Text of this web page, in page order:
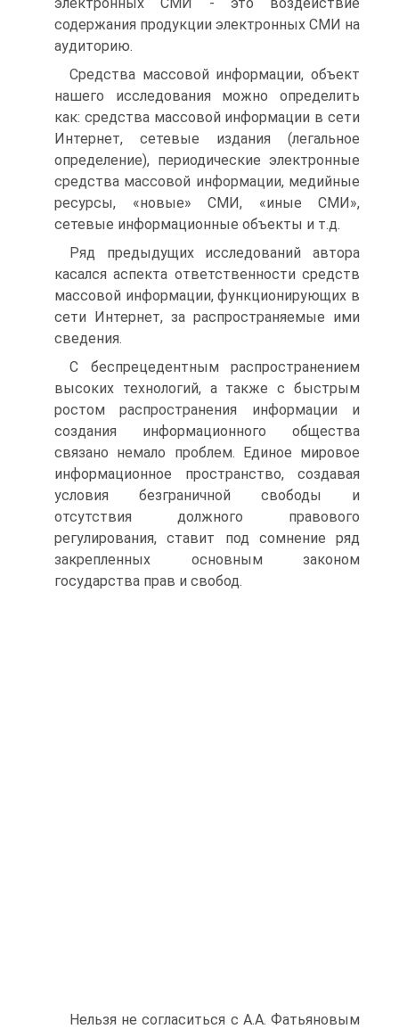
содержания продукции электронных СМИ на
аудиторию.
Средства массовой информации, объект
нашего исследования можно определить
как: средства массовой информации в сети
Интернет, сетевые издания (легальное
определение), периодические электронные
средства массовой информации, медийные
ресурсы, «новые» СМИ, «иные СМИ»,
сетевые информационные объекты и т.д.
Ряд предыдущих исследований автора
касался аспекта ответственности средств
массовой информации, функционирующих в
сети Интернет, за распространяемые ими
сведения.
С беспрецедентным распространением
высоких технологий, а также с быстрым
ростом распространения информации и
создания информационного общества
связано немало проблем. Единое мировое
информационное пространство, создавая
условия безграничной свободы и
отсутствия должного правового
регулирования, ставит под сомнение ряд
закрепленных основным законом
государства прав и свобод.
Нельзя не согласиться с А.А. Фатьяновым